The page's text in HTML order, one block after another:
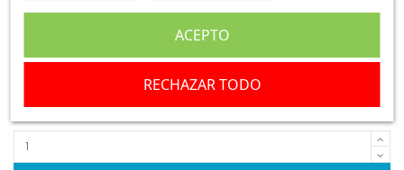
Piloto intermitente delantero izquierdo Fiat
Seicento46769168sin portalámparas en color blanco (a
partir del año 1998 hasta el año 2000 )
Escribe una reseña
RECHAZAR TODO
ACEPTO